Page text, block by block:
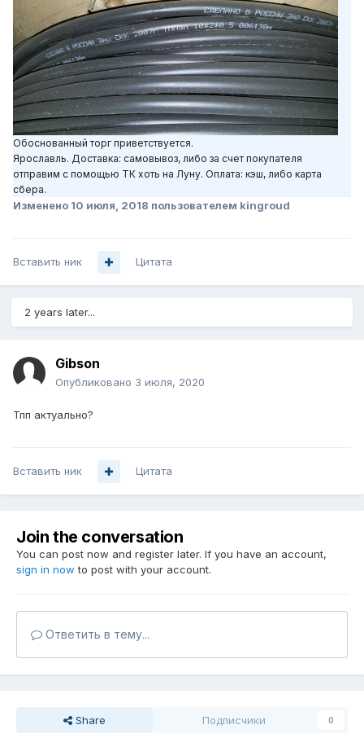
Обоснованный торг приветствуется.
Ярославль. Доставка: самовывоз, либо за счет покупателя
отправим с помощью ТК хоть на Луну. Оплата: кэш, либо карта
сбера.
Изменено 10 июля, 2018 пользователем kingroud
Вставить ник Цитата
2 years later...
Gibson
Опубликовано 3 июля, 2020
Тпп актуально?
Вставить ник Цитата
Join the conversation
You can post now and register later. If you have an account,
sign in now to post with your account.
Ответить в тему...
Share Подписчики 0